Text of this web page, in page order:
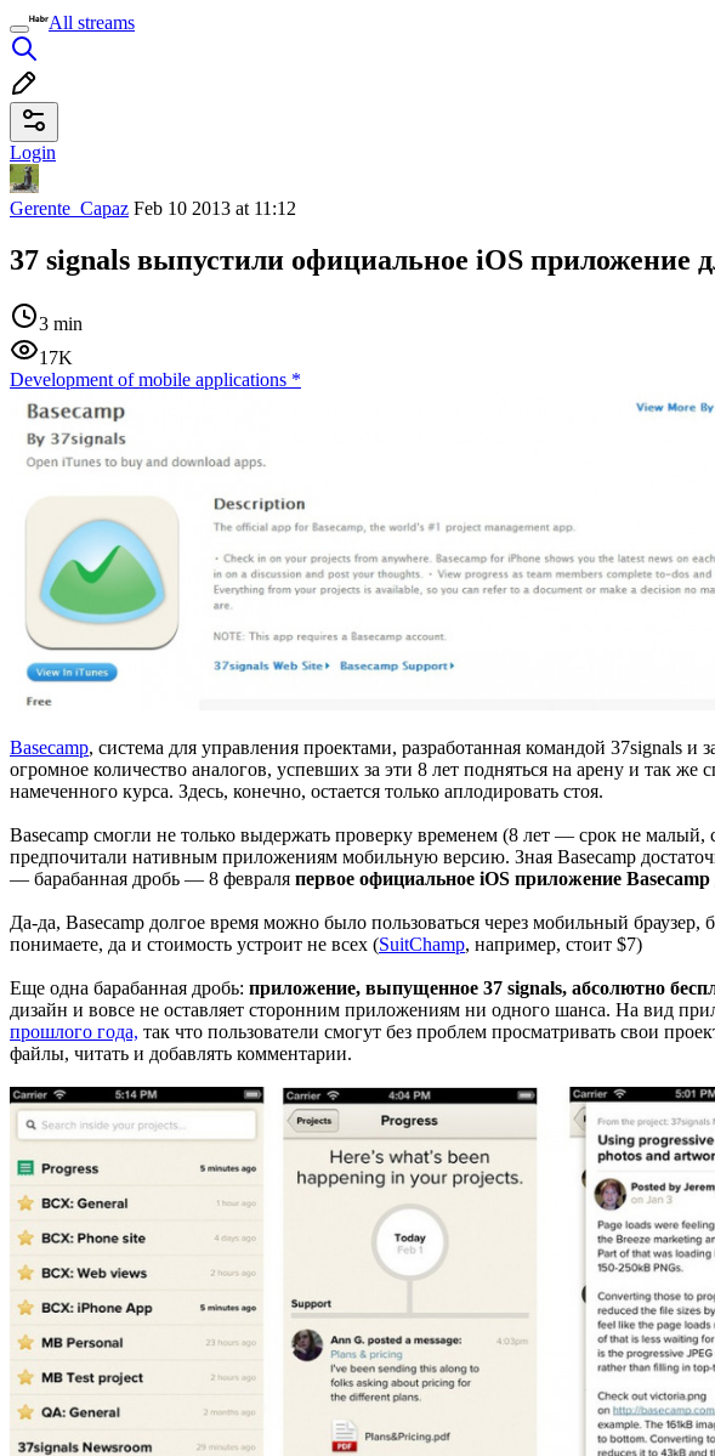
All streams
Login
Gerente_Capaz Feb 10 2013 at 11:12
37 signals выпустили официальное iOS приложение
3 min
17K
Development of mobile applications *
Basecamp, система для управления проектами, разработанная командой 37signals
огромное количество аналогов, успевших за эти 8 лет подняться на арену и так
намеченного курса. Здесь, конечно, остается только аплодировать стоя.
Basecamp смогли не только выдержать проверку временем (8 лет — срок не
предпочитали нативным приложениям мобильную версию. Зная Basecamp
— барабанная дробь — 8 февраля первое официальное iOS приложение Basecamp
Да-да, Basecamp долгое время можно было пользоваться через мобильный браузер,
понимаете, да и стоимость устроит не всех (SuitChamp, например, стоит $7)
Еще одна барабанная дробь: приложение, выпущенное 37 signals, абсолютно
дизайн и вовсе не оставляет сторонним приложениям ни одного шанса. На вид
прошлого года, так что пользователи смогут без проблем просматривать свои
файлы, читать и добавлять комментарии.